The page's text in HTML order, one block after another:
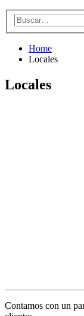
Home
Locales
Locales
Contamos con un